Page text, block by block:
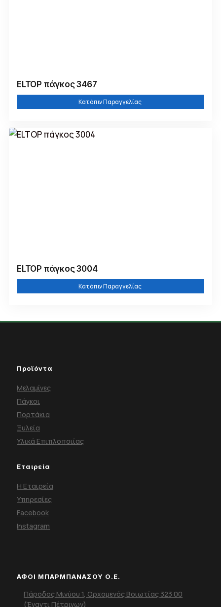
ELTOP πάγκος 3467
Κατόπιν Παραγγελίας
ELTOP πάγκος 3004
Κατόπιν Παραγγελίας
Προϊόντα
Μελαμίνες
Πάγκοι
Πορτάκια
Ξυλεία
Υλικά Επιπλοποιίας
Εταιρεία
Η Εταιρεία
Υπηρεσίες
Facebook
Instagram
ΑΦΟΙ ΜΠΑΡΜΠΑΝΑΣΟΥ Ο.Ε.
Πάροδος Μινύου 1, Ορχομενός Βοιωτίας 323 00
(Έναντι Πέτρινων)